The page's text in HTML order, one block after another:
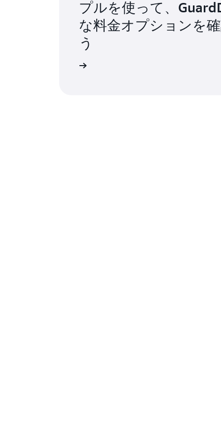
プルを使って、
な料金オプションを
う